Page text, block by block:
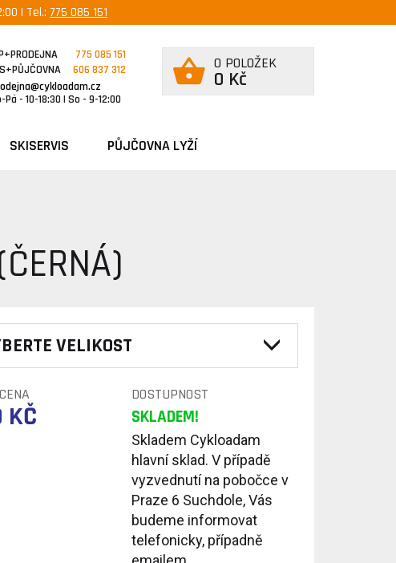
| Tel.: 775 085 151
775 085 151
606 837 312
Pá - 10-18:30 | So - 9-12:00
0 POLOŽEK
0 Kč
SKISERVIS PŮJČOVNA LYŽÍ
VELIKOST
DOSTUPNOST
SKLADEM!
Skladem Cykloadam
hlavní sklad. V případě
vyzvednutí na pobočce v
Praze 6 Suchdole, Vás
budeme informovat
telefonicky, případně